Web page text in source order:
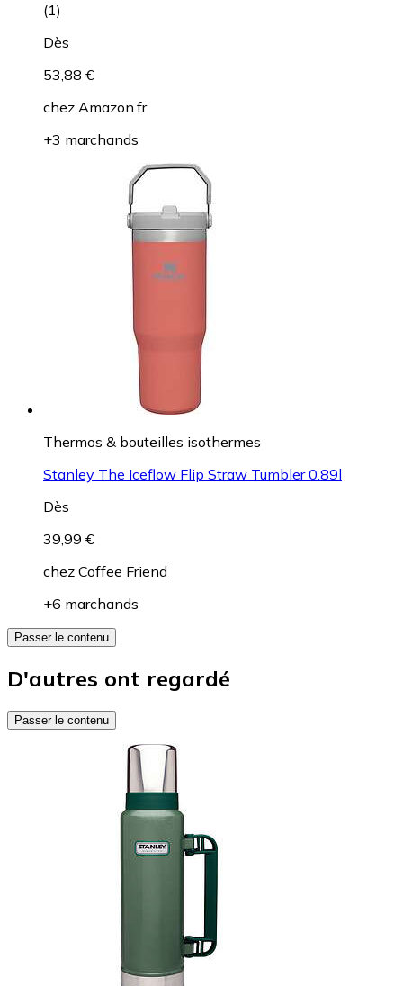
(1)
Dès
53,88 €
chez Amazon.fr
+3 marchands
Thermos & bouteilles isothermes
Stanley The Iceflow Flip Straw Tumbler 0.89l
Dès
39,99 €
chez Coffee Friend
+6 marchands
Passer le contenu
D'autres ont regardé
Passer le contenu